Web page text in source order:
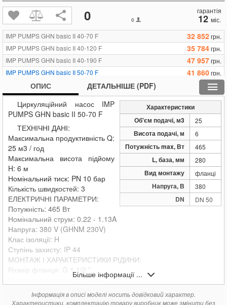
0 0
гарантія
12 міс.
IMP PUMPS GHN basic II 40-70 F
32 852грн.
IMP PUMPS GHN basic II 40-120 F
35 784грн.
IMP PUMPS GHN basic II 40-190 F
47 957грн.
IMP PUMPS GHN basic II 50-70 F
41 860грн.
IMP PUMPS GHN basic II 50-120 F
43 804грн.
IMP PUMPS GHN basic II 65-70 F
52 066грн.
IMP PUMPS GHN basic II 65-120 F
53 661
60 351
IMP PUMPS GHN basic II 80-120 F
63 529
ОПИС ДЕТАЛЬНІШЕ (PDF)
Характеристики
Об'єм подачі, м3
25
Висота подачі, м 6
Потужність max, Вт 465
L, база, мм 280
Вид монтажу фланці
Напруга, В 380
DN DN 50
Циркуляційний насос IMP
PUMPS GHN basic II 50-70 F
ТЕХНІЧНІ ДАНІ:
Максимальна продуктивність Q:
25 м3 / год
Максимальна висота підйому
H: 6 м
Номінальний тиск: PN 10 бар
Кількість швидкостей: 3
ЕЛЕКТРИЧНІ ПАРАМЕТРИ:
Потужність: 465 Вт
Номінальний струм: 0.22 - 1.13A
Напруга: 380 V (GHNM 230V)
Клас ізоляції: H
Ступінь захисту: IP 44
МОНТАЖ І ХАРАКТЕРИСТИКИ РІДИНИ:
Розмір фланця: G 1 1/2 "
Монтажна довжина: 250 мм
Температурний діапазон рідини: -10 - 110 oC
Діапазон робочої температури: 0 - 40 oC
Більше інформації ...
Інформація в описі моделі носить довідковий характер.
Характеристики, комплектацію товару виробник може змінити без